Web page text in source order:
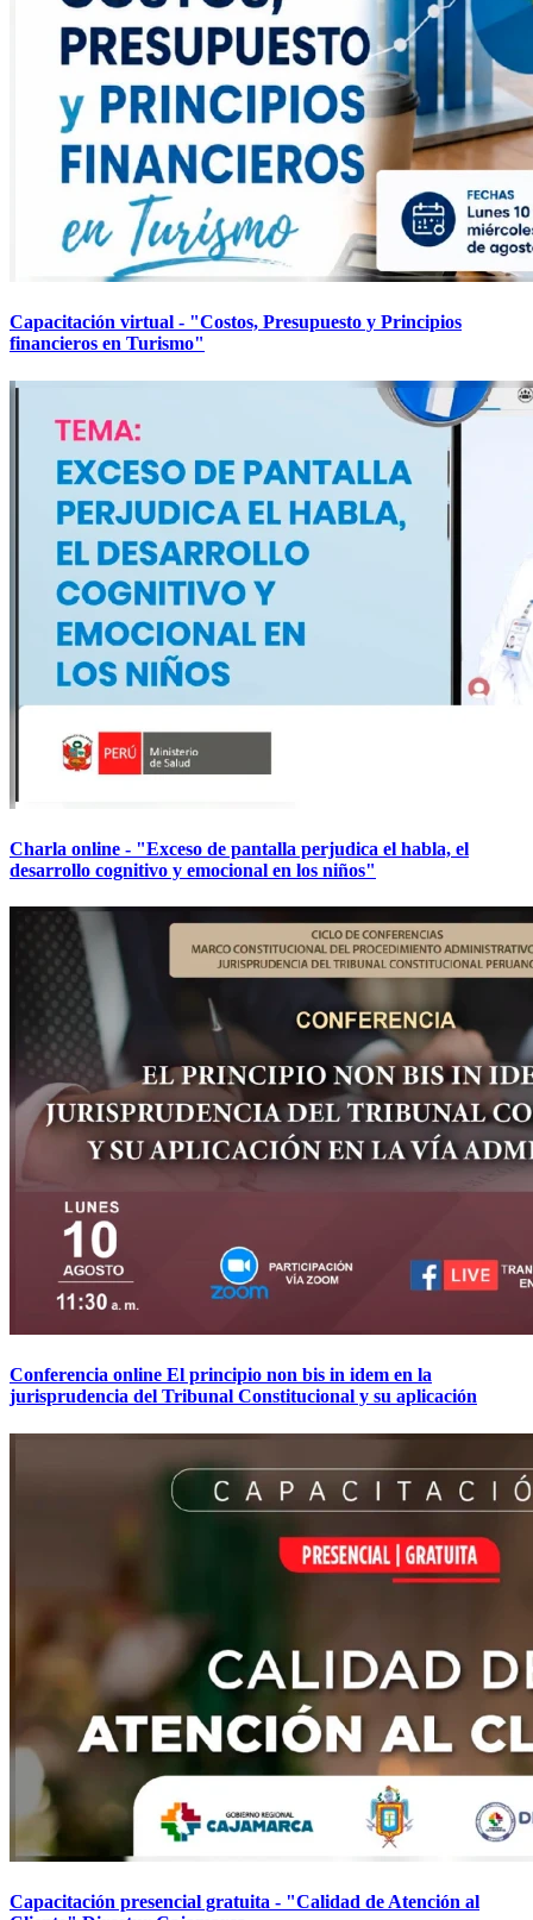
Capacitación virtual - "Costos, Presupuesto y Principios
financieros en Turismo"
Charla online - "Exceso de pantalla perjudica el habla, el
desarrollo cognitivo y emocional en los niños"
Conferencia online El principio non bis in idem en la
jurisprudencia del Tribunal Constitucional y su aplicación
Capacitación presencial gratuita - "Calidad de Atención al